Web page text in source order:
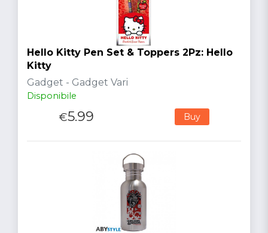
Hello Kitty Pen Set & Toppers 2Pz: Hello
Kitty
Gadget - Gadget Vari
Disponibile
€5.99 Buy